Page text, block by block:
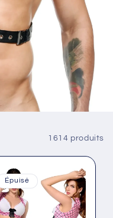
1614 produits
Épuisé